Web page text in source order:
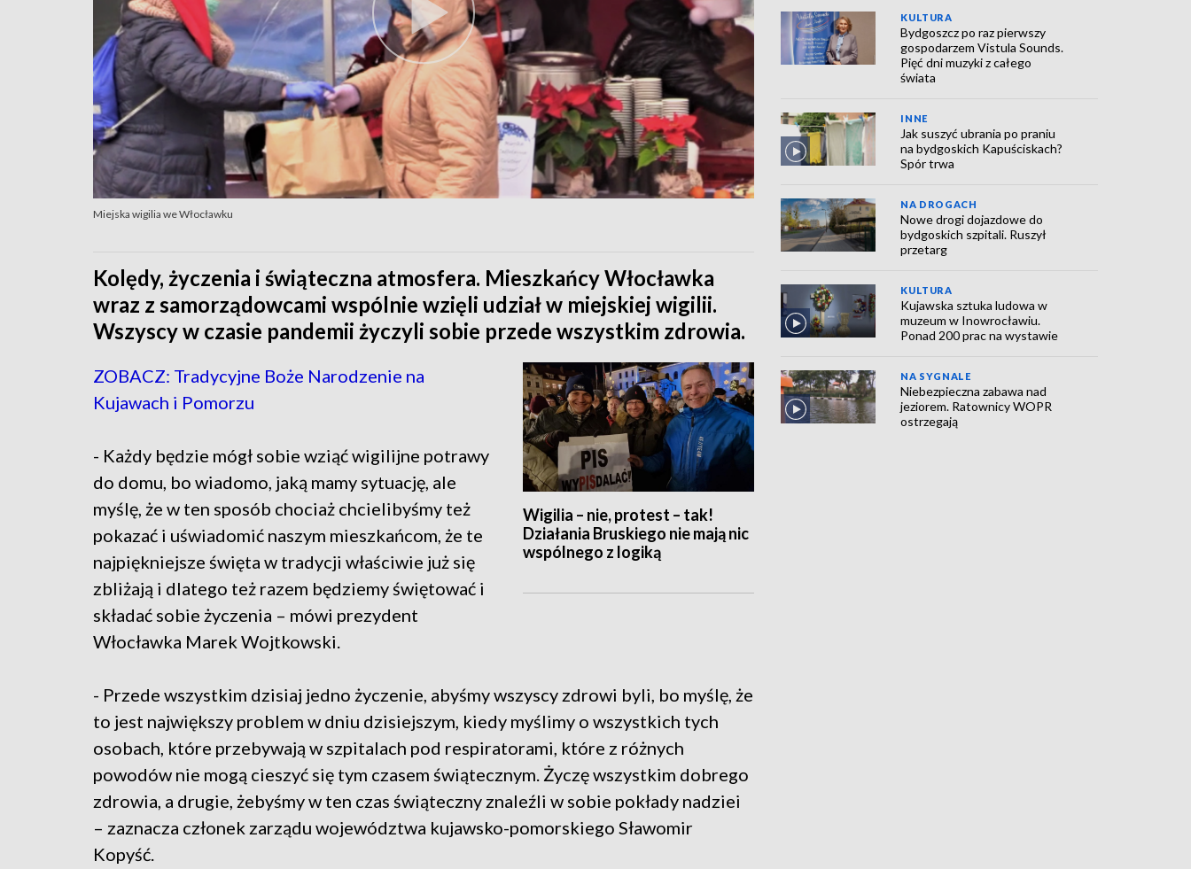
Miejska wigilia we Włocławku
Kolędy, życzenia i świąteczna atmosfera. Mieszkańcy Włocławka
wraz z samorządowcami wspólnie wzięli udział w miejskiej wigilii.
Wszyscy w czasie pandemii życzyli sobie przede wszystkim zdrowia.
Wigilia – nie, protest – tak!
Działania Bruskiego nie mają nic
wspólnego z logiką
ZOBACZ: Tradycyjne Boże Narodzenie na
Kujawach i Pomorzu
- Każdy będzie mógł sobie wziąć wigilijne potrawy
do domu, bo wiadomo, jaką mamy sytuację, ale
myślę, że w ten sposób chociaż chcielibyśmy też
pokazać i uświadomić naszym mieszkańcom, że te
najpiękniejsze święta w tradycji właściwie już się
zbliżają i dlatego też razem będziemy świętować i
składać sobie życzenia – mówi prezydent
Włocławka Marek Wojtkowski.
- Przede wszystkim dzisiaj jedno życzenie, abyśmy wszyscy zdrowi byli, bo myślę, że
to jest największy problem w dniu dzisiejszym, kiedy myślimy o wszystkich tych
osobach, które przebywają w szpitalach pod respiratorami, które z różnych
powodów nie mogą cieszyć się tym czasem świątecznym. Życzę wszystkim dobrego
zdrowia, a drugie, żebyśmy w ten czas świąteczny znaleźli w sobie pokłady nadziei
– zaznacza członek zarządu województwa kujawsko-pomorskiego Sławomir
Kopyść.
KULTURA
Bydgoszcz po raz pierwszy
gospodarzem Vistula Sounds.
Pięć dni muzyki z całego
świata
INNE
Jak suszyć ubrania po praniu
na bydgoskich Kapuściskach?
Spór trwa
NA DROGACH
Nowe drogi dojazdowe do
bydgoskich szpitali. Ruszył
przetarg
KULTURA
Kujawska sztuka ludowa w
muzeum w Inowrocławiu.
Ponad 200 prac na wystawie
NA SYGNALE
Niebezpieczna zabawa nad
jeziorem. Ratownicy WOPR
ostrzegają